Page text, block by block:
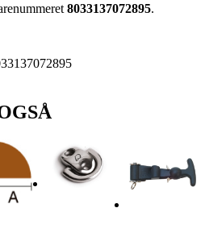
8033137072895.